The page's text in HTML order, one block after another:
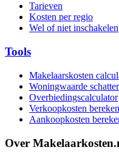
Tarieven
Kosten per regio
Wel of niet inschakelen
Tools
Makelaarskosten
Woningwaarde schatter
Overbiedingscalculator
Verkoopkosten
Aankoopkosten
Over